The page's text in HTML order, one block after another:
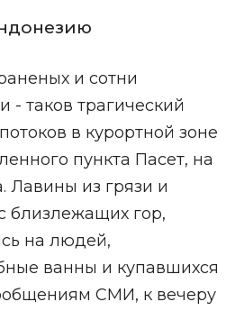
и сотни
- таков трагический
в курортной зоне
пункта Пасет, на
Лавины из грязи и
близлежащих гор,
на людей,
ванны и купавшихся
СМИ, к вечеру